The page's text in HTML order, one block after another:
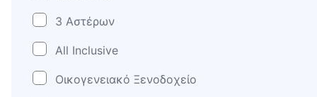
3 Αστέρων
All Inclusive
Οικογενειακό Ξενοδοχείο